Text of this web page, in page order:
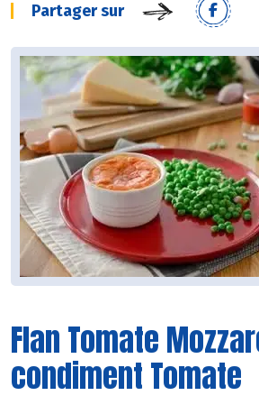
Partager sur
Flan Tomate
condiment Tomate